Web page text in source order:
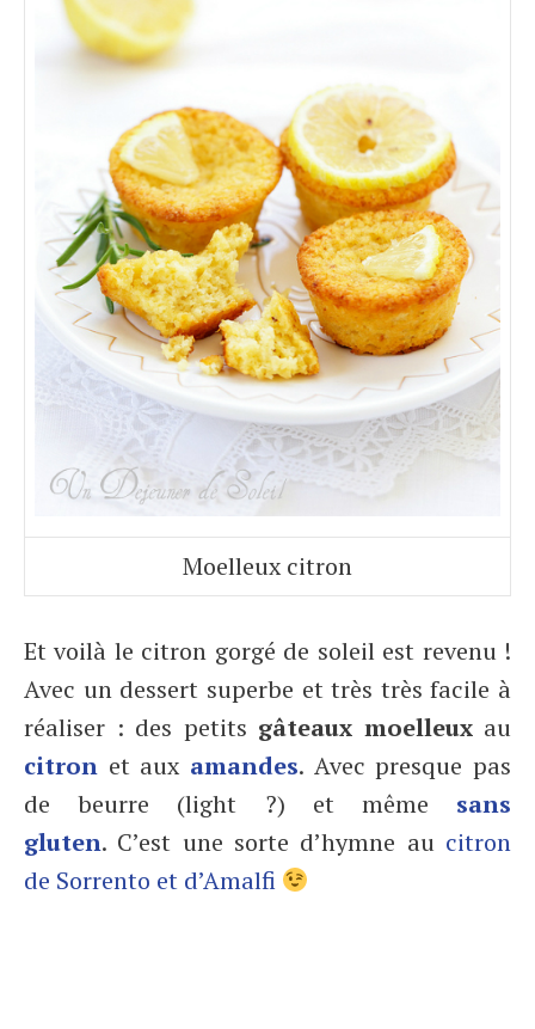
Moelleux citron
Et voilà le citron gorgé de soleil est revenu !
Avec un dessert superbe et très très facile à
réaliser : des petits gâteaux moelleuxau
citron et aux amandes. Avec presque pas
de beurre (light ?) et même sans
gluten. C’est une sorte d’hymne au citron
de Sorrento et d’Amalfi